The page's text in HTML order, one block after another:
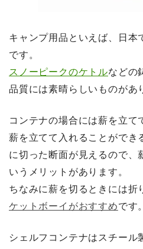
キャンプ用品といえば、日本
です。
スノーピークのケトルなどの
品質には素晴らしいものがあ
コンテナの場合には薪を立て
薪を立てて入れることができ
に切った断面が見えるので、
いうメリットがあります。
ちなみに薪を切るときには折
ケットボーイがおすすめです。
シェルフコンテナはスチール